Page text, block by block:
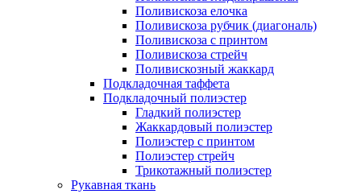
Поливискоза елочка
Поливискоза рубчик (диагональ)
Поливискоза с принтом
Поливискоза стрейч
Поливискозный жаккард
Подкладочная таффета
Подкладочный полиэстер
Гладкий полиэстер
Жаккардовый полиэстер
Полиэстер с принтом
Полиэстер стрейч
Трикотажный полиэстер
Рукавная ткань